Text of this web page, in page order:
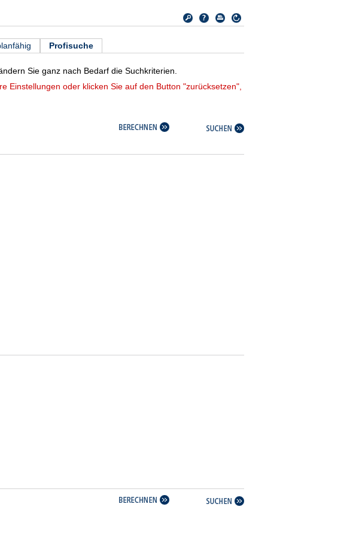
Profisuche
Sie ganz nach Bedarf die Suchkriterien.
Einstellungen oder klicken Sie auf den Button "zurücksetzen",